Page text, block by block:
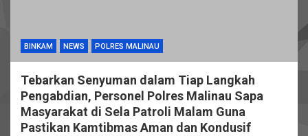
BINKAM NEWS POLRES MALINAU
Tebarkan Senyuman dalam Tiap Langkah
Pengabdian, Personel Polres Malinau Sapa
Masyarakat di Sela Patroli Malam Guna
Pastikan Kamtibmas Aman dan Kondusif